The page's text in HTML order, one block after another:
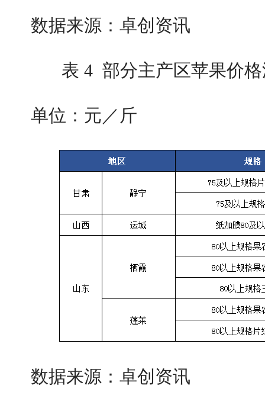
数据来源：卓创资讯
表 4 部分主产区苹果价
单位：元／斤
数据来源：卓创资讯